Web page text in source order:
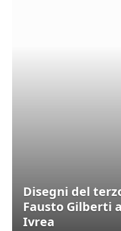
Disegni del
Fausto Gilberti
Ivrea